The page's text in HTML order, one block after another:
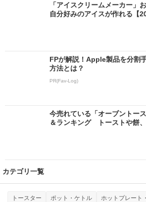
「アイスクリームメーカー
自分好みのアイスが作れる【
FPが解説！Apple製品を分割
方法とは？
PR(Fav-Log)
今売れている「オーブントー
＆ランキング トーストや餅
カテゴリ一覧
トースター ポット・ケトル ホットプレート